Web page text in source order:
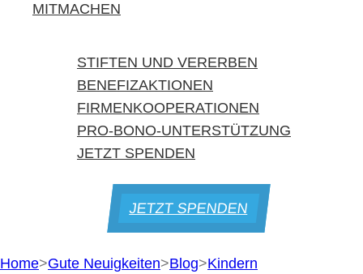
MITMACHEN
STIFTEN UND VERERBEN
BENEFIZAKTIONEN
FIRMENKOOPERATIONEN
PRO-BONO-UNTERSTÜTZUNG
JETZT SPENDEN
JETZT SPENDEN
Home>Gute Neuigkeiten>Blog>Kindern